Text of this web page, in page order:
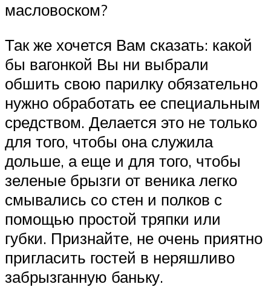
масловоском?
Так же хочется Вам сказать: какой
бы вагонкой Вы ни выбрали
обшить свою парилку обязательно
нужно обработать ее специальным
средством. Делается это не только
для того, чтобы она служила
дольше, а еще и для того, чтобы
зеленые брызги от веника легко
смывались со стен и полков с
помощью простой тряпки или
губки. Признайте, не очень приятно
пригласить гостей в неряшливо
забрызганную баньку.